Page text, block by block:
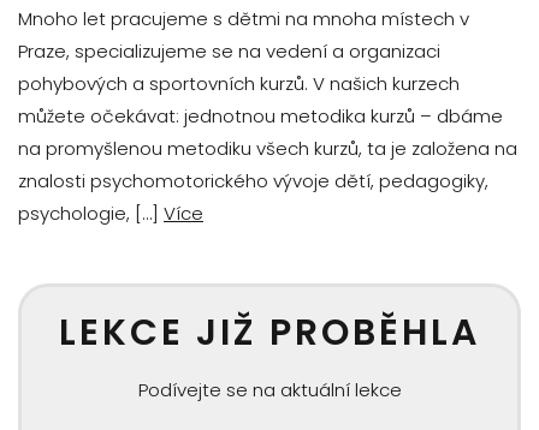
Mnoho let pracujeme s dětmi na mnoha místech v
Praze, specializujeme se na vedení a organizaci
pohybových a sportovních kurzů. V našich kurzech
můžete očekávat: jednotnou metodika kurzů – dbáme
na promyšlenou metodiku všech kurzů, ta je založena na
znalosti psychomotorického vývoje dětí, pedagogiky,
psychologie, […] Více
LEKCE JIŽ PROBĚHLA
Podívejte se na aktuální lekce